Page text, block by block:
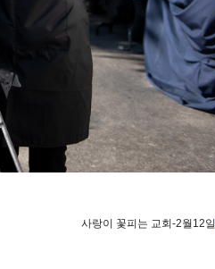
사랑이 꽃피는 교회-2월12일